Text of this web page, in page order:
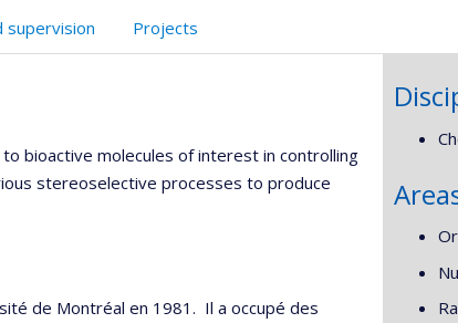
supervision Projects
bioactive molecules of interest in controlling
stereoselective processes to produce
de Montréal en 1981. Il a occupé des